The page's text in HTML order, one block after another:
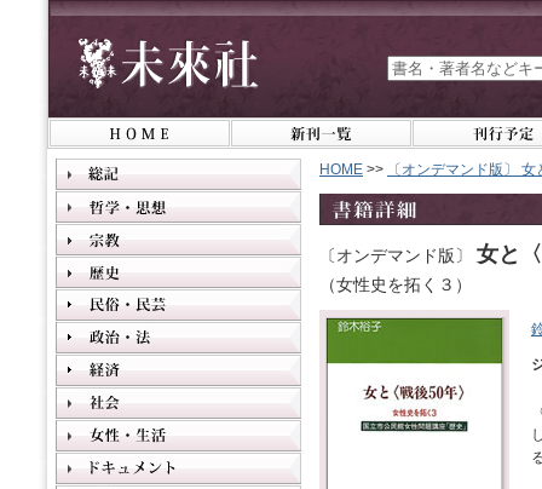
HOME >> 〔オンデマンド版〕
〔オンデマンド版〕 女と
（女性史を拓く３）